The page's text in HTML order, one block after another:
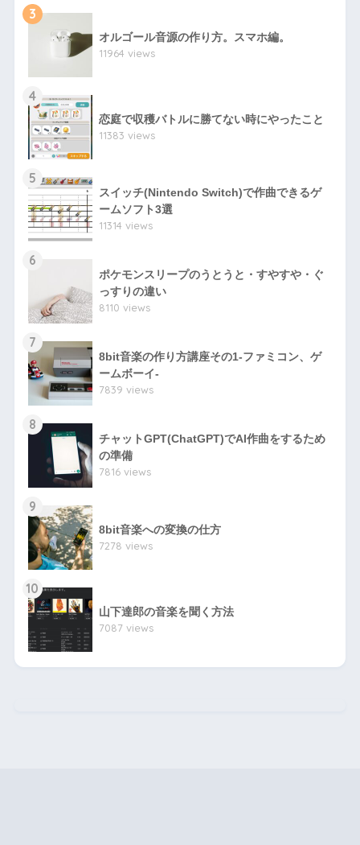
3
オルゴール音源の作り方。スマホ編。
11964 views
4
恋庭で収穫バトルに勝てない時にやったこと
11383 views
5
スイッチ(Nintendo Switch)で作曲できるゲ
ームソフト3選
11314 views
6
ポケモンスリープのうとうと・すやすや・ぐ
っすりの違い
8110 views
7
8bit音楽の作り方講座その1-ファミコン、ゲ
ームボーイ-
7839 views
8
チャットGPT(ChatGPT)でAI作曲をするため
の準備
7816 views
9
8bit音楽への変換の仕方
7278 views
10
山下達郎の音楽を聞く方法
7087 views